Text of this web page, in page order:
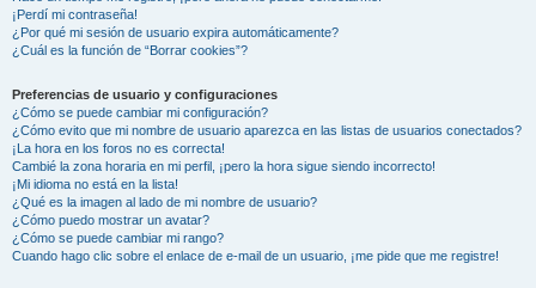
¡Perdí mi contraseña!
¿Por qué mi sesión de usuario expira automáticamente?
¿Cuál es la función de “Borrar cookies”?
Preferencias de usuario y configuraciones
¿Cómo se puede cambiar mi configuración?
¿Cómo evito que mi nombre de usuario aparezca en las listas de usuarios conectados?
¡La hora en los foros no es correcta!
Cambié la zona horaria en mi perfil, ¡pero la hora sigue siendo incorrecto!
¡Mi idioma no está en la lista!
¿Qué es la imagen al lado de mi nombre de usuario?
¿Cómo puedo mostrar un avatar?
¿Cómo se puede cambiar mi rango?
Cuando hago clic sobre el enlace de e-mail de un usuario, ¡me pide que me registre!